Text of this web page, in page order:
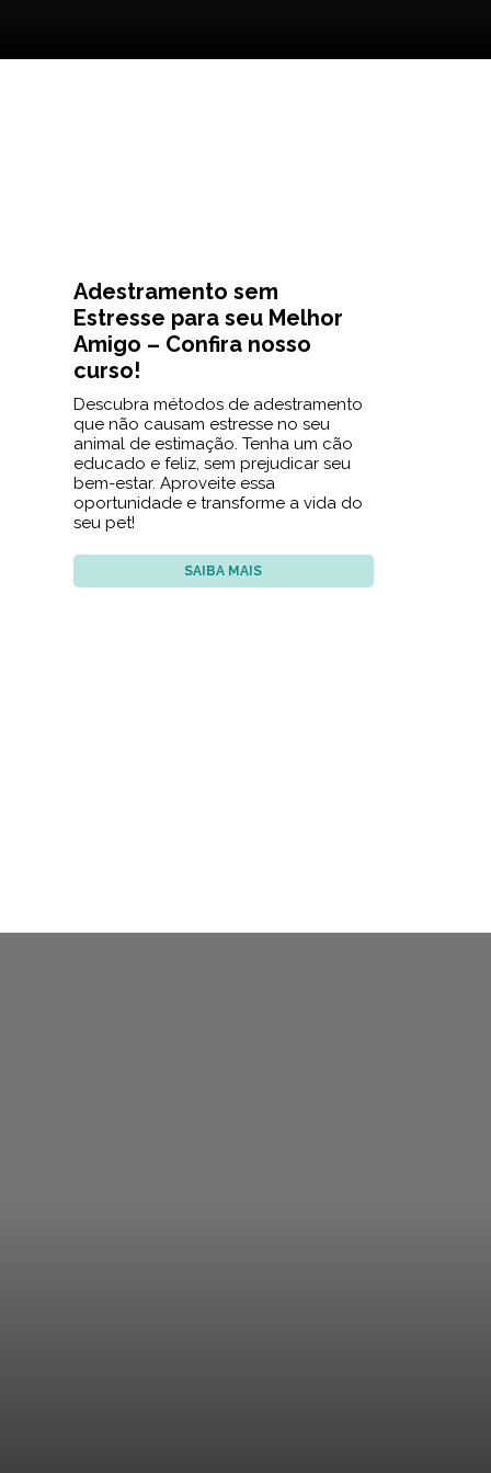
Adestramento sem
Estresse para seu Melhor
Amigo – Confira nosso
curso!
Descubra métodos de adestramento
que não causam estresse no seu
animal de estimação. Tenha um cão
educado e feliz, sem prejudicar seu
bem-estar. Aproveite essa
oportunidade e transforme a vida do
seu pet!
SAIBA MAIS